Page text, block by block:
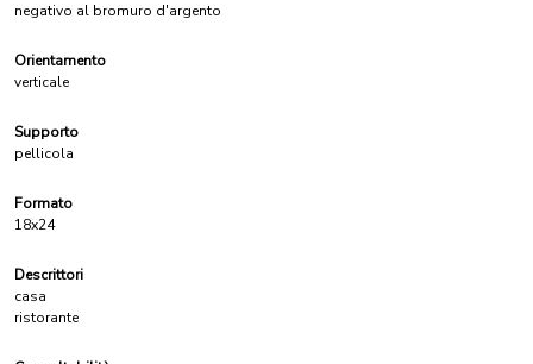
negativo al bromuro d'argento
Orientamento
verticale
Supporto
pellicola
Formato
18x24
Descrittori
casa
ristorante